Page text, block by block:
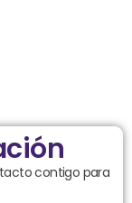
contigo para